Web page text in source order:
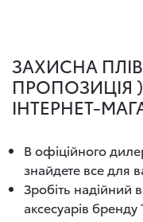
ЗАХИСНА
ПРОПОЗИЦІЯ
ІНТЕРНЕТ-
В офіційного
знайдете все для
Зробіть надійний
аксесуарів бренду